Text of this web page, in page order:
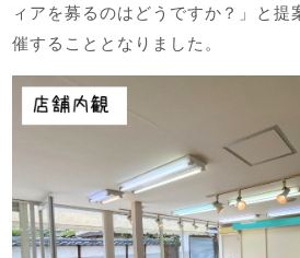
ィアを募るのはどうですか？」と提
催することとなりました。